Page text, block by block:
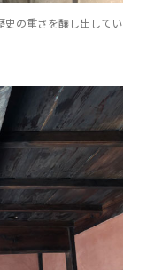
の重さを醸し出してい